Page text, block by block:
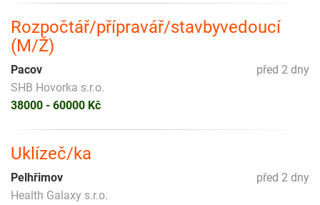
Rozpočtář/přípravář/stavbyvedoucí
(M/Ž)
před 2 dny
Pacov
SHB Hovorka s.r.o.
38000 - 60000 Kč
Uklízeč/ka
před 2 dny
Pelhřimov
Health Galaxy s.r.o.